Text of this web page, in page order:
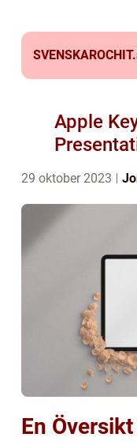
SVENSKAROCHIT.
Apple
29 oktober 2023
En